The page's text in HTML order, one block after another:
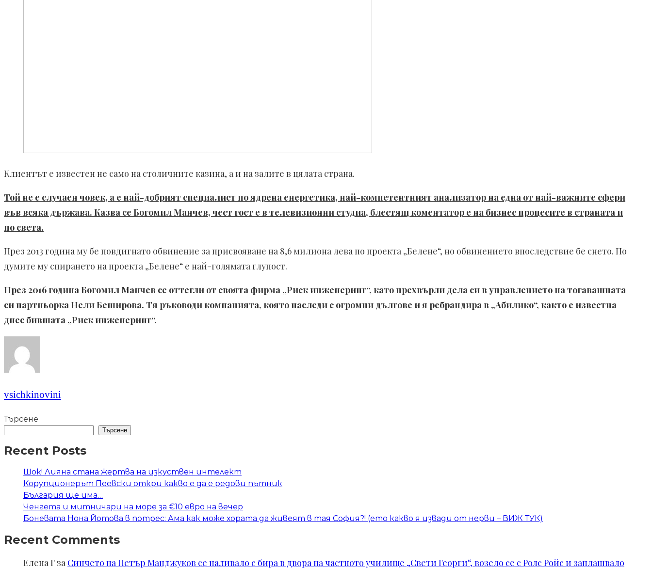
Клиентът е известен не само на столичните казина, а и на залите в цялата страна.
Той не е случаен човек, а е най-добрият специалист по ядрена енергетика, най-компетентният анализатор на една от най-важните сфери
във всяка държава. Казва се Богомил Манчев, чест гост е в телевизионни студиа, блестящ коментатор е на бизнес процесите в страната и
по света.
През 2013 година му бе повдигнато обвинение за присвояване на 8,6 милиона лева по проекта „Белене“, но обвинението впоследствие бе снето. По
думите му спирането на проекта „Белене“ е най-голямата глупост.
През 2016 година Богомил Манчев се оттегли от своята фирма „Риск инженеринг“, като прехвърли дела си в управлението на тогавашната
си партньорка Нели Беширова. Тя ръководи компанията, която наследи с огромни дългове и я ребрандира в „Абилико“, както е известна
днес бившата „Риск инженеринг“.
vsichkinovini
Търсене
Търсене
Recent Posts
Шок! Лияна стана жертва на изкуствен интелект
Корупционерът Пеевски откри какво е да е редови пътник
България ще има…
Ченгета и митничари на море за €10 евро на вечер
Боневата Нона Йотова в потрес: Ама как може хората да живеят в тая София?! (ето какво я извади от нерви – ВИЖ ТУК)
Recent Comments
Елена Г за Синчето на Петър Манджуков се наливало с бира в двора на частното училище „Свети Георги“, возело се с Ролс Ройс и заплашвало